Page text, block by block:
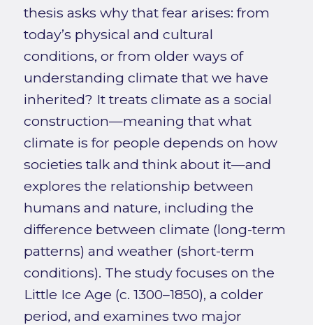
thesis asks why that fear arises: from
today’s physical and cultural
conditions, or from older ways of
understanding climate that we have
inherited? It treats climate as a social
construction—meaning that what
climate is for people depends on how
societies talk and think about it—and
explores the relationship between
humans and nature, including the
difference between climate (long-term
patterns) and weather (short-term
conditions). The study focuses on the
Little Ice Age (c. 1300–1850), a colder
period, and examines two major